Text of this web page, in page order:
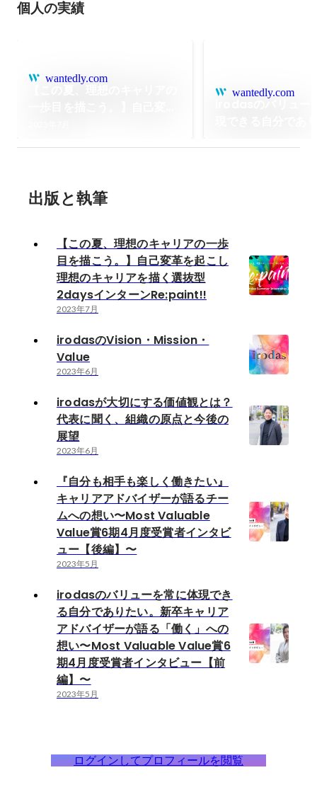
個人の実績
wantedly.com
wantedly.com
出版と執筆
【この夏、理想のキャリアの⼀歩
⽬を描こう。】⾃⼰変⾰を起こし
理想のキャリアを描く選抜型
2daysインターンRe:paint!!
2023年7月
irodasのVision・Mission・
Value
2023年6月
irodasが大切にする価値観とは？
代表に聞く、組織の原点と今後の
展望
2023年6月
『自分も相手も楽しく働きたい』
キャリアアドバイザーが語るチー
ムへの想い〜Most Valuable
Value賞6期4月度受賞者インタビ
ュー【後編】〜
2023年5月
irodasのバリューを常に体現でき
る自分でありたい。新卒キャリア
アドバイザーが語る「働く」への
想い〜Most Valuable Value賞6
期4月度受賞者インタビュー【前
編】〜
2023年5月
ログインしてプロフィールを閲覧